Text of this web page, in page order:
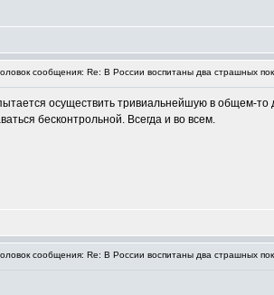
сообщения: Re: В России воспитаны два страшных
осуществить тривиальнейшую в
бесконтрольной. Всегда и во всем.
сообщения: Re: В России воспитаны два страшных